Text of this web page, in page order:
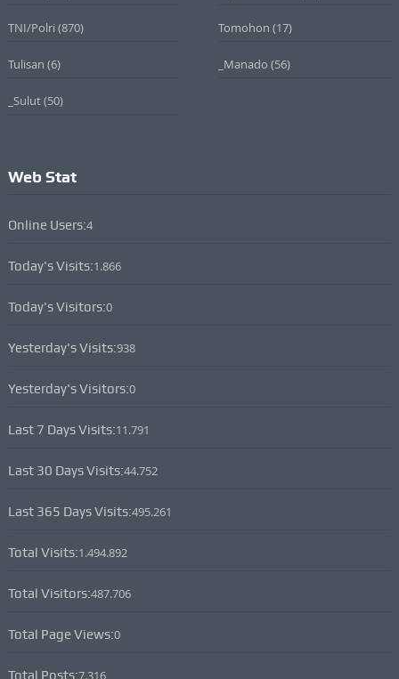
TNI/Polri (870) Tomohon (17)
Tulisan (6) _Manado (56)
_Sulut(50)
Web Stat
Online Users:4
Today's Visits:1.866
Today's Visitors:0
Yesterday's Visits:938
Yesterday's Visitors:0
Last 7 Days Visits:11.791
Last 30 Days Visits:44.752
Last 365 Days Visits:495.261
Total Visits:1.494.892
Total Visitors:487.706
Total Page Views:0
Total Posts:7.316